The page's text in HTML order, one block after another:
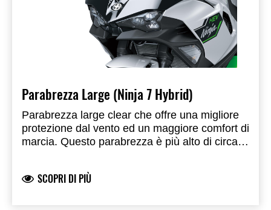
Parabrezza Large (Ninja 7 Hybrid)
Parabrezza large clear che offre una migliore
protezione dal vento ed un maggiore comfort di
marcia. Questo parabrezza è più alto di circa
marchio Kawasaki, prodotto e sviluppato da
SCOPRI DI PIÙ